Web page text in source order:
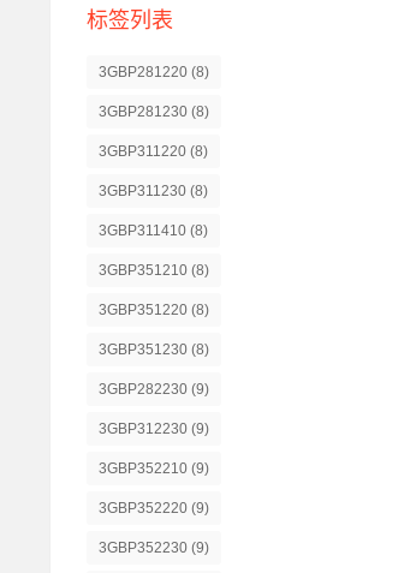
标签列表
3GBP281220 (8)
3GBP281230 (8)
3GBP311220 (8)
3GBP311230 (8)
3GBP311410 (8)
3GBP351210 (8)
3GBP351220 (8)
3GBP351230 (8)
3GBP282230 (9)
3GBP312230 (9)
3GBP352210 (9)
3GBP352220 (9)
3GBP352230 (9)